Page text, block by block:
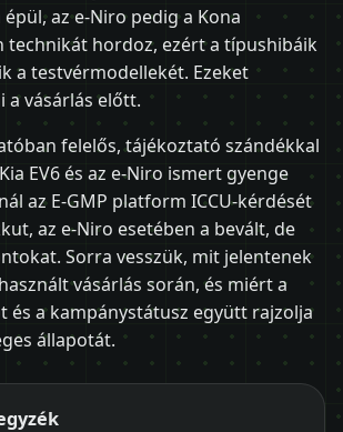
az e-Niro pedig a Kona
technikát hordoz, ezért a típushibáik
a testvérmodellekét. Ezeket
a vásárlás előtt.
felelős, tájékoztató szándékkal
EV6 és az e-Niro ismert gyenge
az E-GMP platform ICCU-kérdését
az e-Niro esetében a bevált, de
Sorra vesszük, mit jelentenek
vásárlás során, és miért a
és a kampánystátusz együtt rajzolja
állapotát.